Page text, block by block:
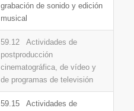
grabación de sonido y edición
musical
59.12 Actividades de
postproducción
cinematográfica, de vídeo y
de programas de televisión
59.15 Actividades de